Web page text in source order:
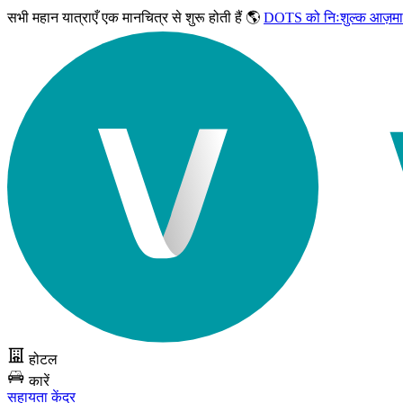
सभी महान यात्राएँएक मानचित्र से शुरू होती हैं 🌎 DOTS को निःशुल्क
होटल
कारें
सहायता केंद्र